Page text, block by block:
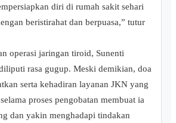
diri di rumah sakit sehari
beristirahat dan berpuasa,” tutur
operasi jaringan tiroid, Sunenti
rasa gugup. Meski demikian, doa
serta kehadiran layanan JKN yang
proses pengobatan membuat ia
dan yakin menghadapi tindakan